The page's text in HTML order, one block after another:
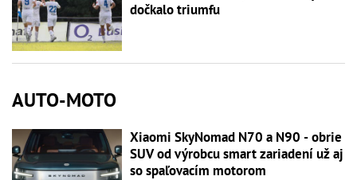
dočkalo triumfu
AUTO-MOTO
Xiaomi SkyNomad N70 a N90 - obrie
SUV od výrobcu smart zariadení už aj
so spaľovacím motorom